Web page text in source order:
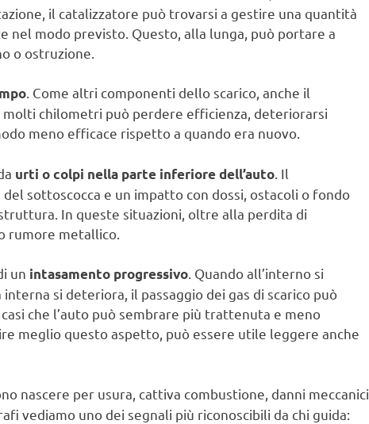
il catalizzatore può trovarsi a gestire una quantità
nel modo previsto. Questo, alla lunga, può portare a
o ostruzione.
. Come altri componenti dello scarico, anche il
chilometri può perdere efficienza, deteriorarsi
meno efficace rispetto a quando era nuovo.
urti o colpi nella parte inferiore dell’auto . Il
sottoscocca e un impatto con dossi, ostacoli o fondo
In queste situazioni, oltre alla perdita di
rumore metallico.
un intasamento progressivo. Quando all’interno si
si deteriora, il passaggio dei gas di scarico può
che l’auto può sembrare più trattenuta e meno
meglio questo aspetto, può essere utile leggere anche
nascere per usura, cattiva combustione, danni meccanici
vediamo uno dei segnali più riconoscibili da chi guida: